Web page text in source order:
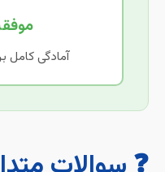
آمادگی کامل